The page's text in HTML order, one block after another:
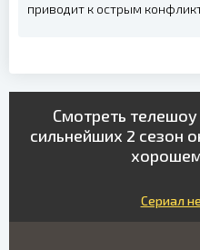
приводит к острым
Смотреть
сильнейших 2 сезон
Сериал